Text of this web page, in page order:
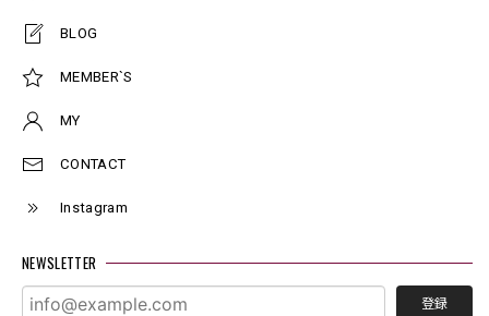
BLOG
MEMBER`S
MY
CONTACT
Instagram
NEWSLETTER
登録